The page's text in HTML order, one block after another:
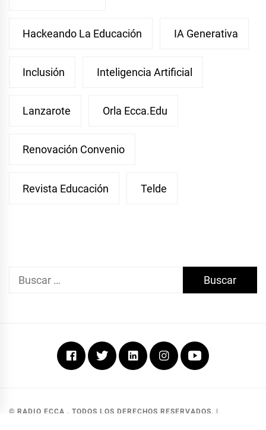
Hackeando La Educación IA Generativa
Inclusión Inteligencia Artificial
Lanzarote Orla Ecca.edu
Renovación Convenio
Revista Educación Telde
Buscar:
FacebookTwitterLinkedinInstagramYoutube
© RADIO ECCA . TODOS LOS DERECHOS RESERVADOS. |